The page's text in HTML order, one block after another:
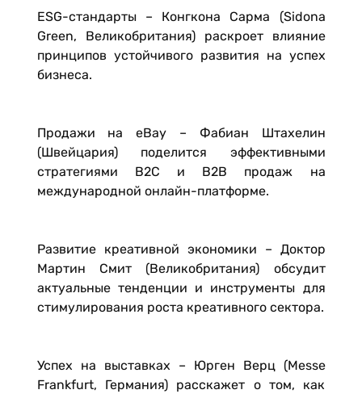
ESG-стандарты – Конгкона Сарма (Sidona
Green, Великобритания) раскроет влияние
принципов устойчивого развития на успех
бизнеса.
Продажи на eBay – Фабиан Штахелин
(Швейцария) поделится эффективными
стратегиями B2C и B2B продаж на
международной онлайн-платформе.
Развитие креативной экономики – Доктор
Мартин Смит (Великобритания) обсудит
актуальные тенденции и инструменты для
стимулирования роста креативного сектора.
Успех на выставках – Юрген Верц (Messe
Frankfurt, Германия) расскажет о том, как